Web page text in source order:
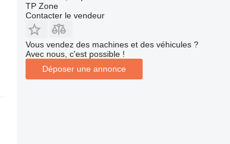
TP Zone
Contacter le vendeur
Vous vendez des machines et des véhicules ?
Avec nous, c'est possible !
Déposer une annonce